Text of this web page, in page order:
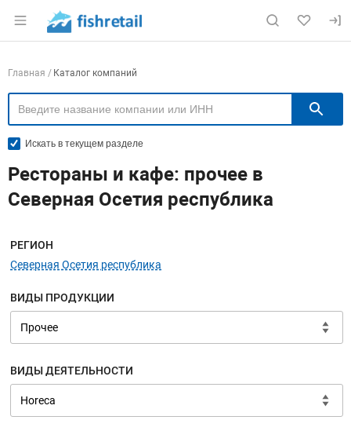
Раздел навигации по сайту fishretail.ru
Навигация по компаниям
Главная Каталог компаний
Искать в текущем разделе
Рестораны и кафе: прочее в
Северная Осетия республика
Меню навигации
РЕГИОН
Северная Осетия республика
ВИДЫ ПРОДУКЦИИ
ВИДЫ ДЕЯТЕЛЬНОСТИ